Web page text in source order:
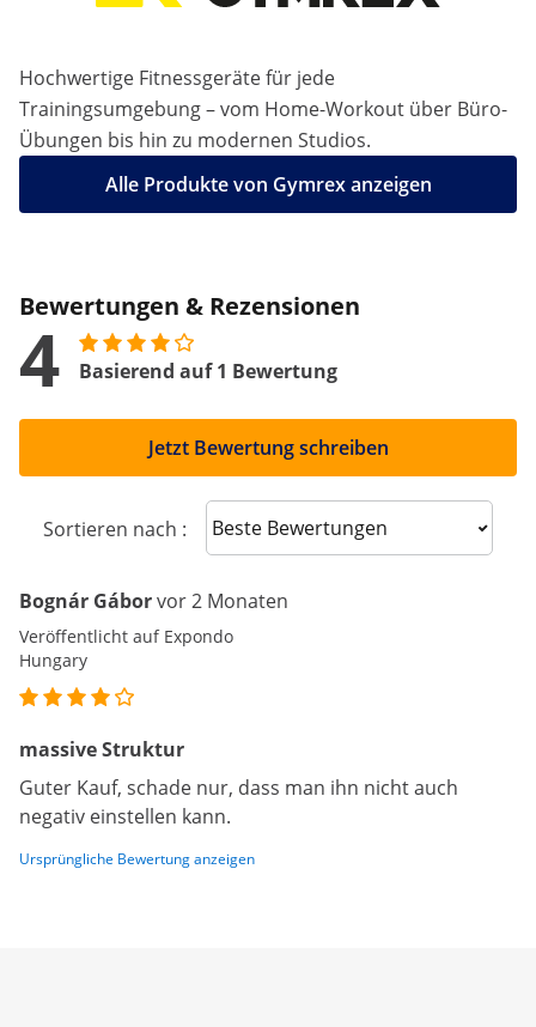
Hochwertige Fitnessgeräte für jede
Trainingsumgebung – vom Home-Workout über Büro-
Übungen bis hin zu modernen Studios.
Alle Produkte von Gymrex anzeigen
Bewertungen & Rezensionen
4 Basierend auf 1 Bewertung
Jetzt Bewertung schreiben
Sortieren nach : Sort reviews
Bognár Gáborvor 2 Monaten
Veröffentlicht auf Expondo
Hungary
massive Struktur
Guter Kauf, schade nur, dass man ihn nicht auch
negativ einstellen kann.
Ursprüngliche Bewertung anzeigen